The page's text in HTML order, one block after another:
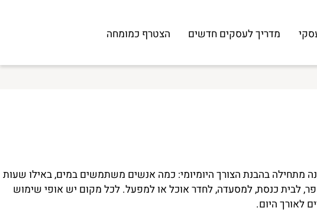
מדריך לעסקים חדשים הצטרף כמומחה
בהבנת הצורך היומיומי: כמה אנשים משתמשים במים, באילו שעות
כנסת, למסעדה, לחדר אוכל או למפעל. לכל מקום יש אופי שימוש
היום.